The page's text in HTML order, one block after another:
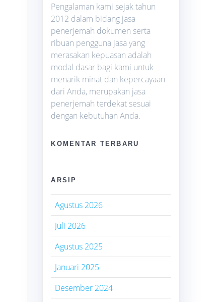
Pengalaman kami sejak tahun
2012 dalam bidang jasa
penerjemah dokumen serta
ribuan pengguna jasa yang
merasakan kepuasan adalah
modal dasar bagi kami untuk
menarik minat dan kepercayaan
dari Anda, merupakan jasa
penerjemah terdekat sesuai
dengan kebutuhan Anda.
KOMENTAR TERBARU
ARSIP
Agustus 2026
Juli 2026
Agustus 2025
Januari 2025
Desember 2024